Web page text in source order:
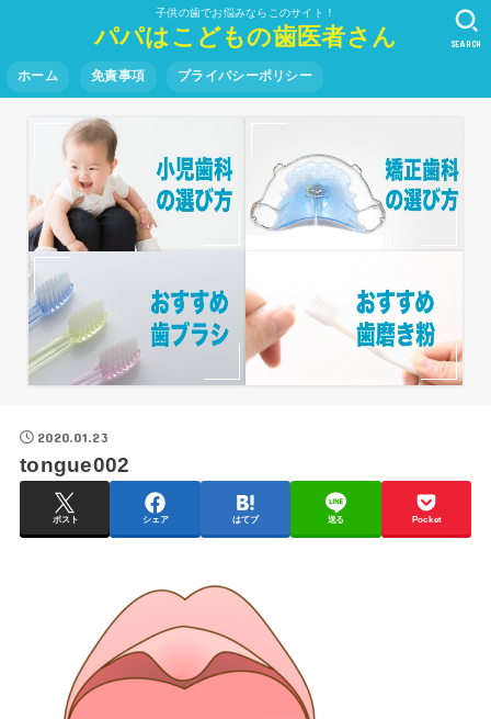
子供の歯でお悩みならこのサイト！
パパはこどもの歯医者さん
ホーム 免責事項 プライバシーポリシー
SEARCH
2020.01.23
tongue002
ポスト シェア はてブ 送る Pocket